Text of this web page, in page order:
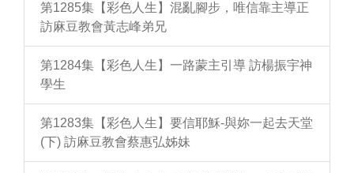
第1285集【彩色人生】混亂腳步，唯信靠主導正
訪麻豆教會黃志峰弟兄
第1284集【彩色人生】一路蒙主引導 訪楊振宇神
學生
第1283集【彩色人生】要信耶穌-與妳一起去天堂
(下) 訪麻豆教會蔡惠弘姊妹